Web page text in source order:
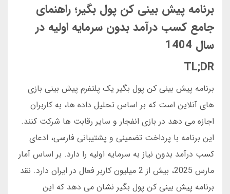
برنامه پیش بینی کن پول بگیر؛ راهنمای
جامع کسب درآمد بدون سرمایه اولیه در
سال 1404
TL;DR
برنامه پیش بینی کن پول بگیر یک پلتفرم پیش بینی بازی
های آنلاین است که بر اساس تحلیل داده ها، به کاربران
اجازه می دهد در بازی انفجار و سایر رقابت ها شرکت کنند.
این برنامه با پرداخت تضمینی و پشتیبانی فارسی، ادعای
کسب درآمد بدون نیاز به سرمایه اولیه را دارد. بر اساس آمار
مارس 2025، بیش از 2 میلیون کاربر فعال در ایران دارد. نقد
برنامه پیش بینی کن پول بگیر نشان می دهد که این